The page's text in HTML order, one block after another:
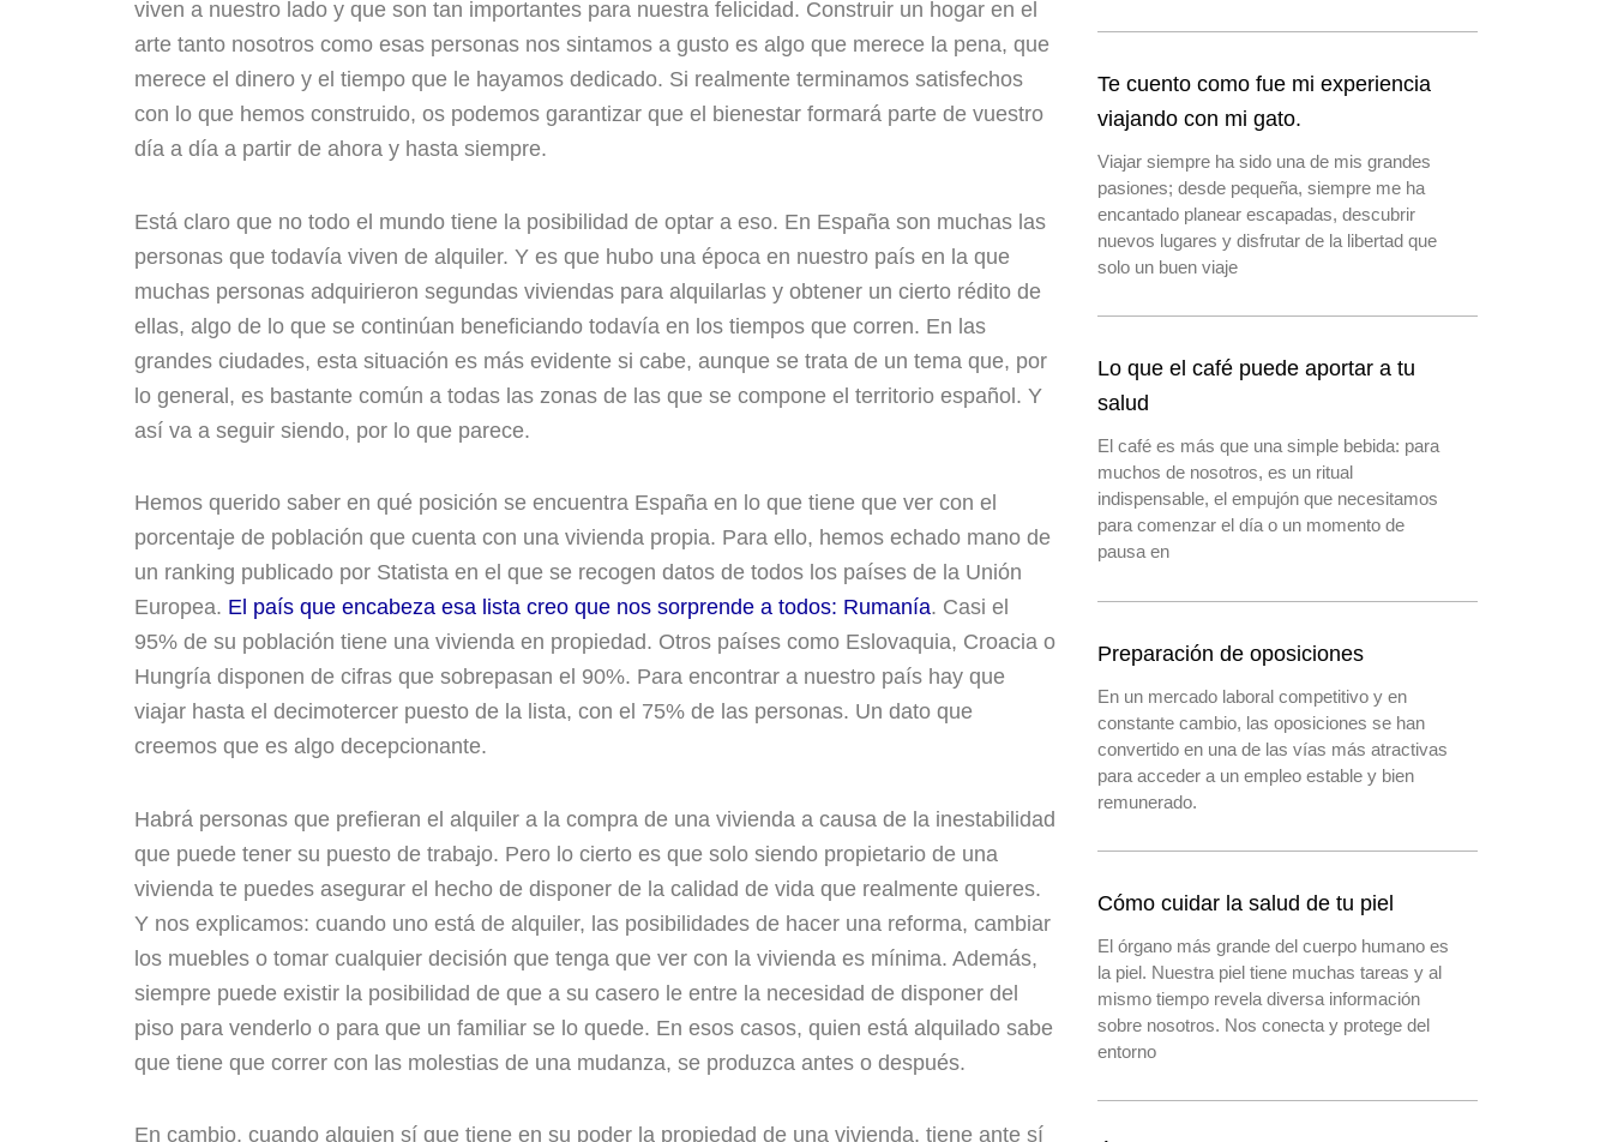
viven a nuestro lado y que son tan importantes para nuestra felicidad. Construir un hogar en el
arte tanto nosotros como esas personas nos sintamos a gusto es algo que merece la pena, que
merece el dinero y el tiempo que le hayamos dedicado. Si realmente terminamos satisfechos
con lo que hemos construido, os podemos garantizar que el bienestar formará parte de vuestro
día a día a partir de ahora y hasta siempre.
Está claro que no todo el mundo tiene la posibilidad de optar a eso. En España son muchas las
personas que todavía viven de alquiler. Y es que hubo una época en nuestro país en la que
muchas personas adquirieron segundas viviendas para alquilarlas y obtener un cierto rédito de
ellas, algo de lo que se continúan beneficiando todavía en los tiempos que corren. En las
grandes ciudades, esta situación es más evidente si cabe, aunque se trata de un tema que, por
lo general, es bastante común a todas las zonas de las que se compone el territorio español. Y
así va a seguir siendo, por lo que parece.
Hemos querido saber en qué posición se encuentra España en lo que tiene que ver con el
porcentaje de población que cuenta con una vivienda propia. Para ello, hemos echado mano de
un ranking publicado por Statista en el que se recogen datos de todos los países de la Unión
Europea. El país que encabeza esa lista creo que nos sorprende a todos: Rumanía. Casi el
95% de su población tiene una vivienda en propiedad. Otros países como Eslovaquia, Croacia o
Hungría disponen de cifras que sobrepasan el 90%. Para encontrar a nuestro país hay que
viajar hasta el decimotercer puesto de la lista, con el 75% de las personas. Un dato que
creemos que es algo decepcionante.
Habrá personas que prefieran el alquiler a la compra de una vivienda a causa de la inestabilidad
que puede tener su puesto de trabajo. Pero lo cierto es que solo siendo propietario de una
vivienda te puedes asegurar el hecho de disponer de la calidad de vida que realmente quieres.
Y nos explicamos: cuando uno está de alquiler, las posibilidades de hacer una reforma, cambiar
los muebles o tomar cualquier decisión que tenga que ver con la vivienda es mínima. Además,
siempre puede existir la posibilidad de que a su casero le entre la necesidad de disponer del
piso para venderlo o para que un familiar se lo quede. En esos casos, quien está alquilado sabe
que tiene que correr con las molestias de una mudanza, se produzca antes o después.
En cambio, cuando alguien sí que tiene en su poder la propiedad de una vivienda, tiene ante sí
Te cuento como fue mi experiencia
viajando con mi gato.
Viajar siempre ha sido una de mis grandes
pasiones; desde pequeña, siempre me ha
encantado planear escapadas, descubrir
nuevos lugares y disfrutar de la libertad que
solo un buen viaje
Lo que el café puede aportar a tu
salud
El café es más que una simple bebida: para
muchos de nosotros, es un ritual
indispensable, el empujón que necesitamos
para comenzar el día o un momento de
pausa en
Preparación de oposiciones
En un mercado laboral competitivo y en
constante cambio, las oposiciones se han
convertido en una de las vías más atractivas
para acceder a un empleo estable y bien
remunerado.
Cómo cuidar la salud de tu piel
El órgano más grande del cuerpo humano es
la piel. Nuestra piel tiene muchas tareas y al
mismo tiempo revela diversa información
sobre nosotros. Nos conecta y protege del
entorno